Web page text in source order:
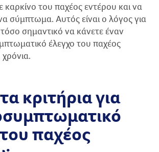
καρκίνο του παχέος εντέρου και να
σύμπτωμα. Αυτός είναι ο λόγος για
τόσο σημαντικό να κάνετε έναν
έλεγχο του παχέος
κριτήρια για
παχέος